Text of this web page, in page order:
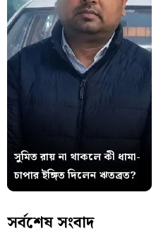
সুমিত রায় না থাকলে কী ধামা-
চাপার ইঙ্গিত দিলেন ঋতব্রত?
সর্বশেষ সংবাদ